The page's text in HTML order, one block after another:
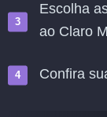
Escolha
ao Claro
Confira